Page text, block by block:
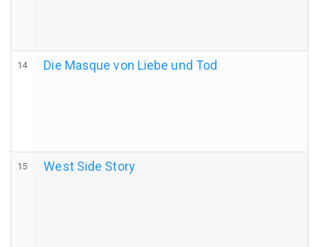
14 Die Masque von Liebe und Tod
15 West Side Story